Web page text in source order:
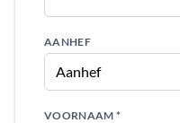
AANHEF
VOORNAAM *